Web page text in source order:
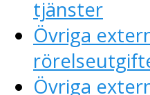
tjänster
Övriga
Övriga